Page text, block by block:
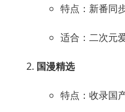
特点：新番同
适合：二次元
国漫精选
特点：收录国